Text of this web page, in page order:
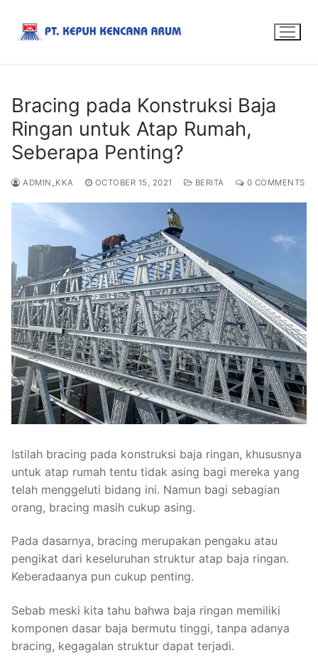
Bracing pada Konstruksi Baja
Ringan untuk Atap Rumah,
Seberapa Penting?
ADMIN_KKA OCTOBER 15, 2021 BERITA 0 COMMENTS
Istilah bracing pada konstruksi baja ringan, khususnya
untuk atap rumah tentu tidak asing bagi mereka yang
telah menggeluti bidang ini. Namun bagi sebagian
orang, bracing masih cukup asing.
Pada dasarnya, bracing merupakan pengaku atau
pengikat dari keseluruhan struktur atap baja ringan.
Keberadaanya pun cukup penting.
Sebab meski kita tahu bahwa baja ringan memiliki
komponen dasar baja bermutu tinggi, tanpa adanya
bracing, kegagalan struktur dapat terjadi.